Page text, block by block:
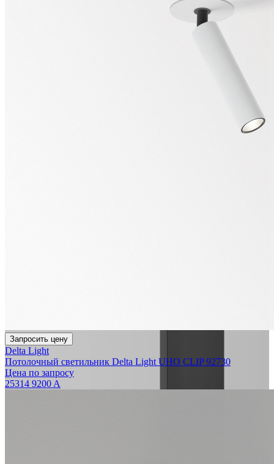
Запросить цену
Delta Light
Потолочный светильник Delta Light UHO CLIP 92730
Цена по запросу
25314 9200 A